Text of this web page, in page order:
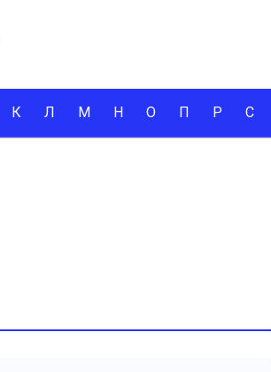
К Л М Н О П Р С